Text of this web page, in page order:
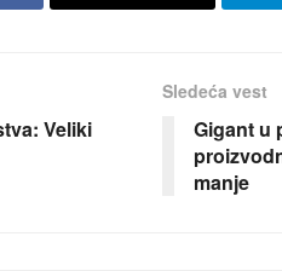
Veliki
Sledeća vest
Gigant u
manje